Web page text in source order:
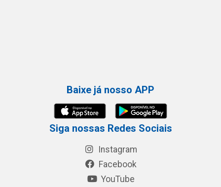
Baixe já nosso APP
Siga nossas Redes Sociais
Instagram
Facebook
YouTube